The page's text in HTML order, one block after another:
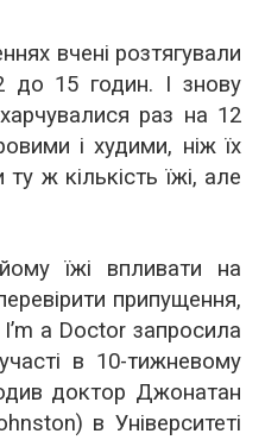
вчені розтягували
до 15 годин. І знову
раз на 12
і худими, ніж їх
ж кількість їжі, але
їжі впливати на
припущення,
a Doctor запросила
в 10-тижневому
доктор Джонатан
в Університеті